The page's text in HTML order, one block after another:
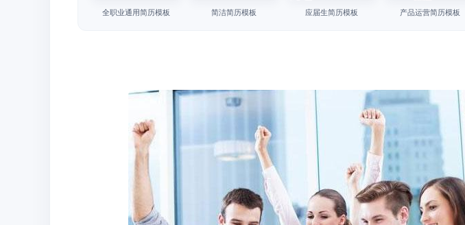
全职业通用简历模板 简洁简历模板 应届生简历模板 产品运营简历模板